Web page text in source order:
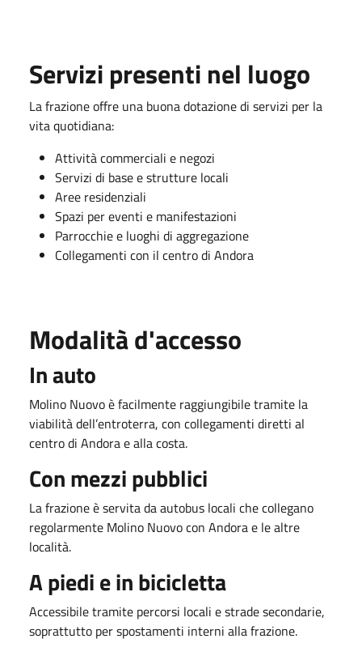
Servizi presenti nel luogo
La frazione offre una buona dotazione di servizi per la
vita quotidiana:
Attività commerciali e negozi
Servizi di base e strutture locali
Aree residenziali
Spazi per eventi e manifestazioni
Parrocchie e luoghi di aggregazione
Collegamenti con il centro di Andora
Modalità d'accesso
In auto
Molino Nuovo è facilmente raggiungibile tramite la
viabilità dell’entroterra, con collegamenti diretti al
centro di Andora e alla costa.
Con mezzi pubblici
La frazione è servita da autobus locali che collegano
regolarmente Molino Nuovo con Andora e le altre
località.
A piedi e in bicicletta
Accessibile tramite percorsi locali e strade secondarie,
soprattutto per spostamenti interni alla frazione.